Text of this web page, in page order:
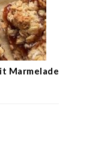
Marmelade